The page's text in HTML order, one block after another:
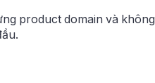
product domain và